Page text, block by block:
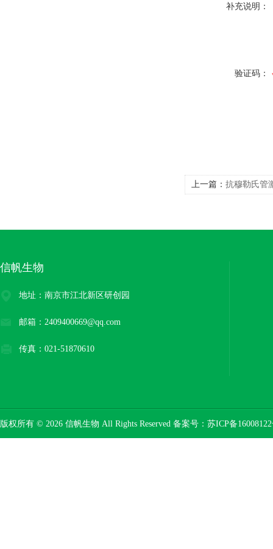
补充说明：
验证码：
上一篇： 抗穆勒氏管
信帆生物
地址：南京市江北新区研创园
邮箱：2409400669@qq.com
传真：021-51870610
版权所有 © 2026 信帆生物 All Rights Reserved 备案号： 苏ICP备